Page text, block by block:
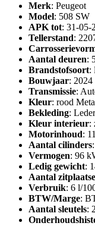
Merk: Peugeot
Model: 508 SW
APK tot: 31-05-
Tellerstand:
Aantal deuren:
Brandstofsoort:
Bouwjaar: 2024
Transmissie:
Kleur: rood
Bekleding:
Kleur interieur:
Motorinhoud:
Aantal cilinders
Vermogen: 96
Ledig gewicht:
Aantal
Verbruik: 6 l/
BTW/Marge:
Aantal sleutels: 2